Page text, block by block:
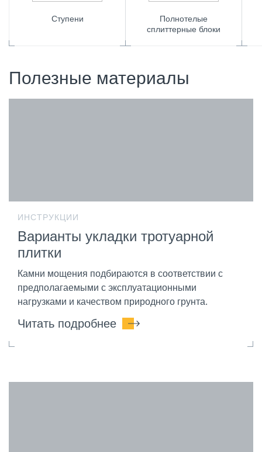
Ступени
Полнотелые
сплиттерные блоки
Полезные материалы
ИНСТРУКЦИИ
Варианты укладки тротуарной
плитки
Камни мощения подбираются в соответствии с
предполагаемыми с эксплуатационными
нагрузками и качеством природного грунта.
Читать подробнее